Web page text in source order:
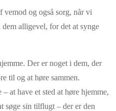
og også sorg, når vi
alligevel, for det at synge
Der er noget i dem, der
til og at høre sammen.
at have et sted at høre hjemme,
søge sin tilflugt – der er den